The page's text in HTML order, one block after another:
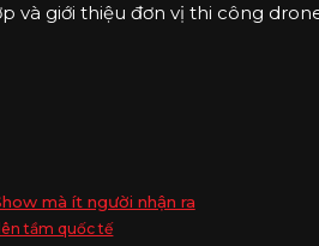
và giới thiệu đơn vị thi công
mà ít người nhận ra
tầm quốc tế